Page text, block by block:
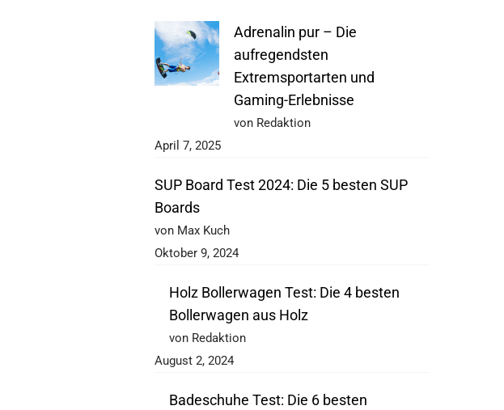
Adrenalin pur – Die
aufregendsten
Extremsportarten und
Gaming-Erlebnisse
von Redaktion
April 7, 2025
SUP Board Test 2024: Die 5 besten SUP
Boards
von Max Kuch
Oktober 9, 2024
Holz Bollerwagen Test: Die 4 besten
Bollerwagen aus Holz
von Redaktion
August 2, 2024
Badeschuhe Test: Die 6 besten